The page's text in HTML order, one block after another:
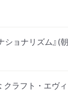
ショナリズム
クラフト・エ